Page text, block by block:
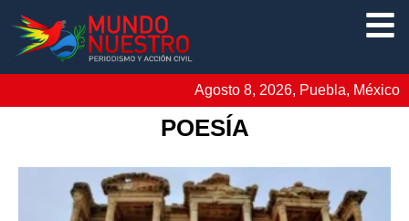
Agosto 8, 2026, Puebla, México
POESÍA